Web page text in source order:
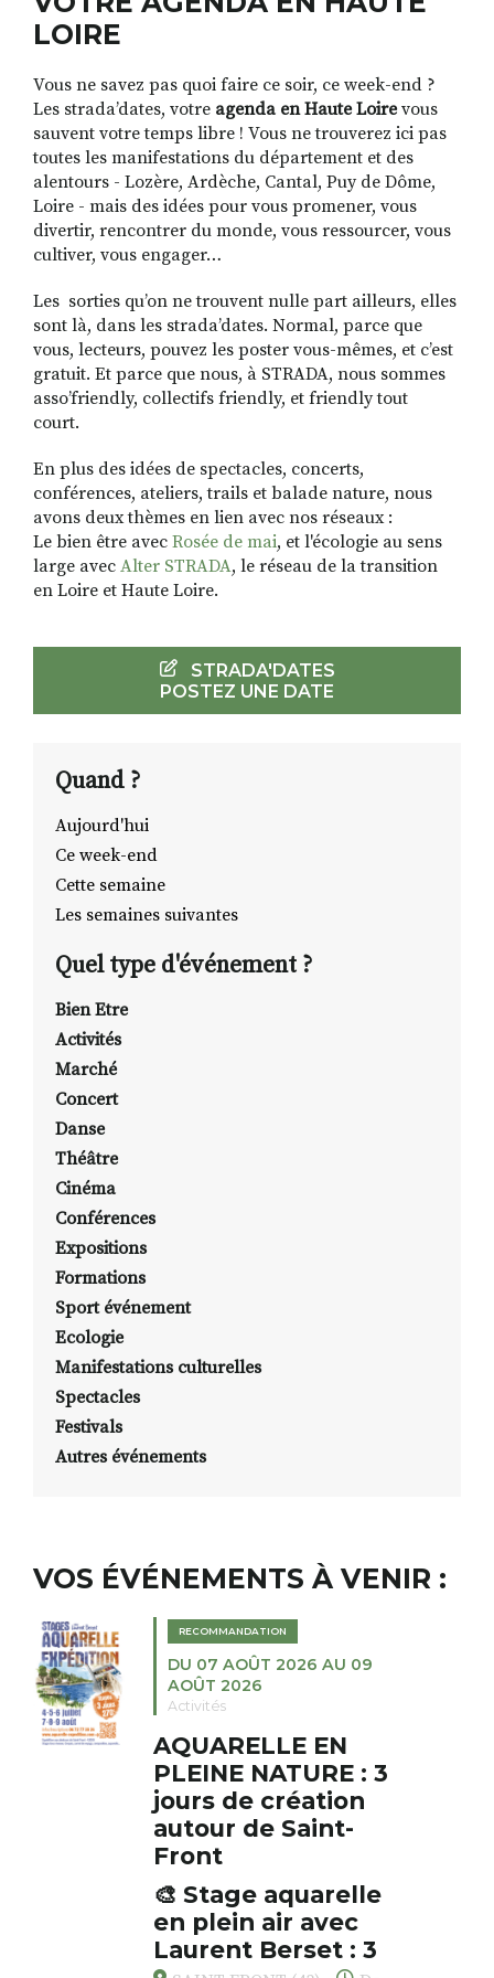
RECHERCHER
S'ABONNER
S'INSCRIRE À LA NEWSLETTER
FACEBOOKINSTAGRAM
LINKEDINYOUTUBE
LOIRE
Vous ne savez pas quoi faire ce soir, ce week-end ?
Les strada’dates, votre agenda en Haute Loirevous
sauvent votre temps libre ! Vous ne trouverez ici pas
toutes les manifestations du département et des
alentours - Lozère, Ardèche, Cantal, Puy de Dôme,
Loire - mais des idées pour vous promener, vous
divertir, rencontrer du monde, vous ressourcer, vous
cultiver, vous engager…
Les sorties qu’on ne trouvent nulle part ailleurs, elles
sont là, dans les strada’dates. Normal, parce que
vous, lecteurs, pouvez les poster vous-mêmes, et c’est
gratuit. Et parce que nous, à STRADA, nous sommes
asso’friendly, collectifs friendly, et friendly tout
court.
En plus des idées de spectacles, concerts,
conférences, ateliers, trails et balade nature, nous
avons deux thèmes en lien avec nos réseaux :
Le bien être avec Rosée de mai, et l'écologie au sens
large avec Alter STRADA, le réseau de la transition
en Loire et Haute Loire.
STRADA'DATES
POSTEZ UNE DATE
Quand ?
Aujourd'hui
Ce week-end
Cette semaine
Les semaines suivantes
Quel type d'événement ?
Bien Etre
Activités
Marché
Concert
Danse
Théâtre
Cinéma
Conférences
Expositions
Formations
Sport événement
Ecologie
Manifestations culturelles
Spectacles
Festivals
Autres événements
VOS ÉVÉNEMENTS À VENIR :
RECOMMANDATION
DU 07 AOÛT 2026 AU 09
AOÛT 2026
Activités
AQUARELLE EN
PLEINE NATURE : 3
jours de création
autour de Saint-
Front
🎨 Stage aquarelle
en plein air avec
Laurent Berset : 3